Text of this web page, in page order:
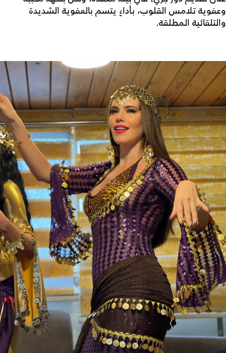
وعفوية تلامس القلوب، بأداءٍ يتسم بالعفوية الشديدة
والتلقائية المطلقة.